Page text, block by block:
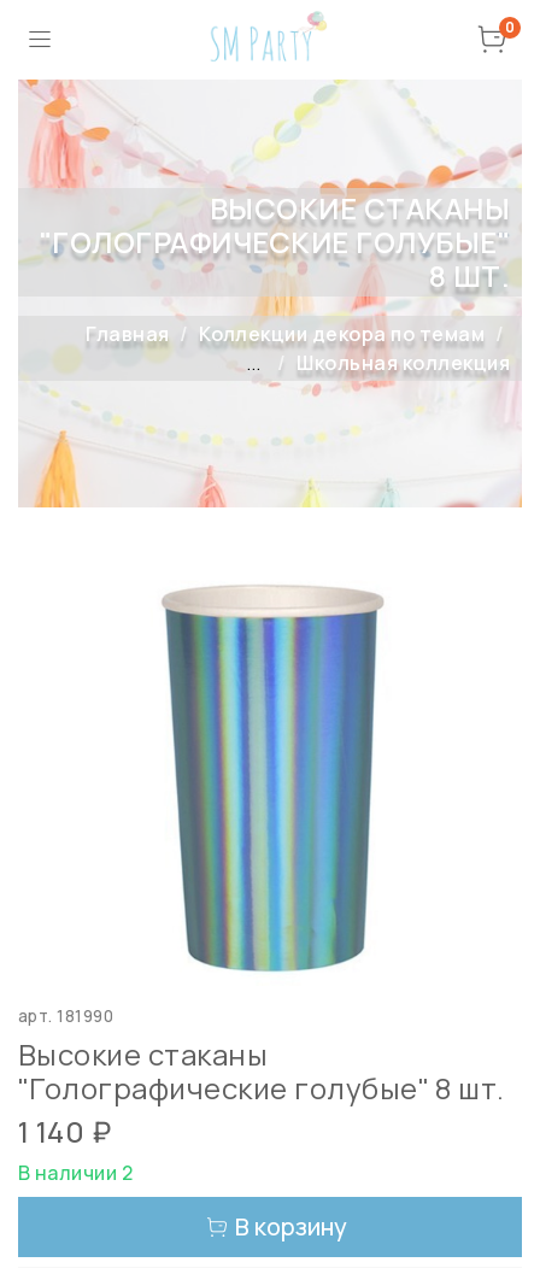
0
ВЫСОКИЕ СТАКАНЫ
"ГОЛОГРАФИЧЕСКИЕ ГОЛУБЫЕ"
8 ШТ.
Главная
Коллекции декора по темам
...
Школьная коллекция
арт.181990
Высокие стаканы
"Голографические голубые" 8 шт.
1 140 ₽
В наличии 2
В корзину